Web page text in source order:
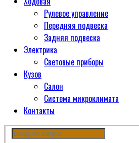
Рулевое управление
Передняя подвеска
Задняя подвеска
Электрика
Световые приборы
Кузов
Салон
Система микроклимата
Контакты